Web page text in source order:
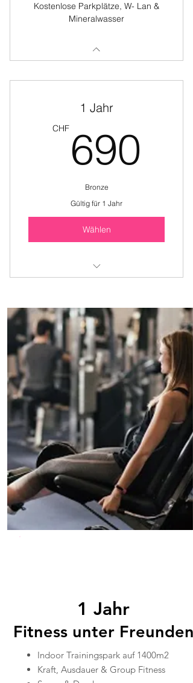
Kostenlose Parkplätze, W- Lan &
Mineralwasser
1 Jahr
CHF 690
Bronze
Gültig für 1 Jahr
Wählen
Kraft, Ausdauer & Group Fitness
Gratis Sauna & Dusche
Individuelles Trainingsprogramme
Eingeschränktes Training
Keine Kündigungsfristen
Inklusive Time Stop
Kostenlose Parkplätze, W- Lan &
Mineralwasser
1 Jahr
Fitness unter Freunden
Indoor Trainingspark auf 1400m2
Kraft, Ausdauer & Group Fitness